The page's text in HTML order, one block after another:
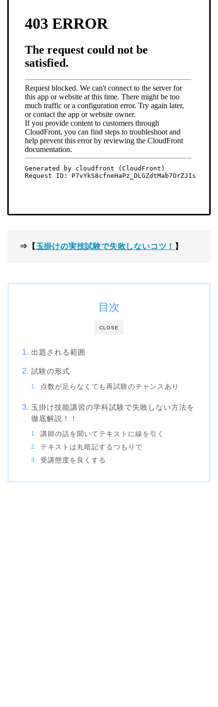
⇒【 玉掛けの実技試験で失敗しないコツ！ 】
CLOSE
目次
出題される範囲
試験の形式
点数が足らなくても再試験のチャンスあり
玉掛け技能講習の学科試験で失敗しない方法を
徹底解説！！
講師の話を聞いてテキストに線を引く
テキストは丸暗記するつもりで
受講態度を良くする